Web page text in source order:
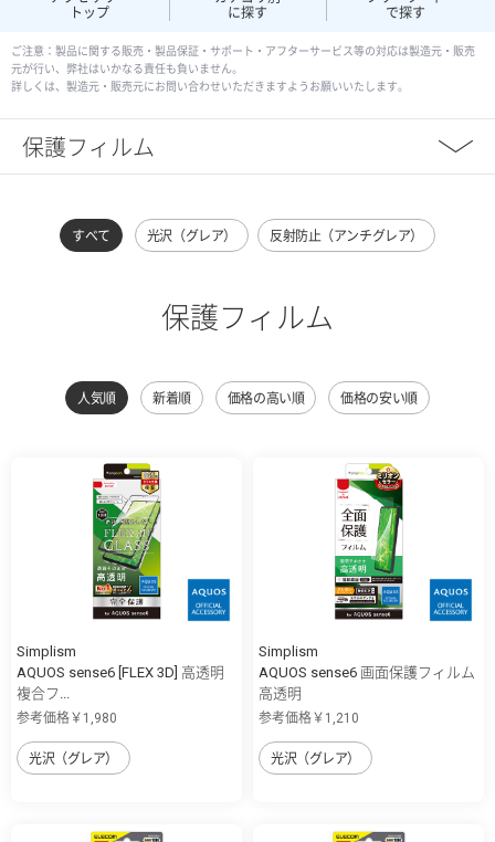
トップ
に探す
で探す
ご注意：製品に関する販売・製品保証・サポート・アフターサービス等の対応は製造元・販売
元が行い、弊社はいかなる責任も負いません。
詳しくは、製造元・販売元にお問い合わせいただきますようお願いいたします。
保護フィルム
すべて 光沢（グレア） 反射防止（アンチグレア）
保護フィルム
人気順 新着順 価格の高い順 価格の安い順
Simplism
AQUOS sense6 [FLEX 3D] 高透明
複合フ...
参考価格￥1,980
光沢（グレア）
Simplism
AQUOS sense6 画面保護フィルム
高透明
参考価格￥1,210
光沢（グレア）